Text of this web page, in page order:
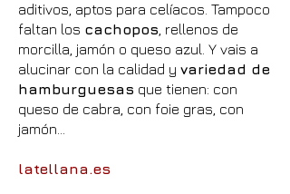
aditivos, aptos para celíacos. Tampoco
faltan los cachopos , rellenos de
morcilla, jamón o queso azul. Y vais a
alucinar con la calidad y variedad de
hamburguesas que tienen: con
queso de cabra, con foie gras, con
jamón…
latellana.es